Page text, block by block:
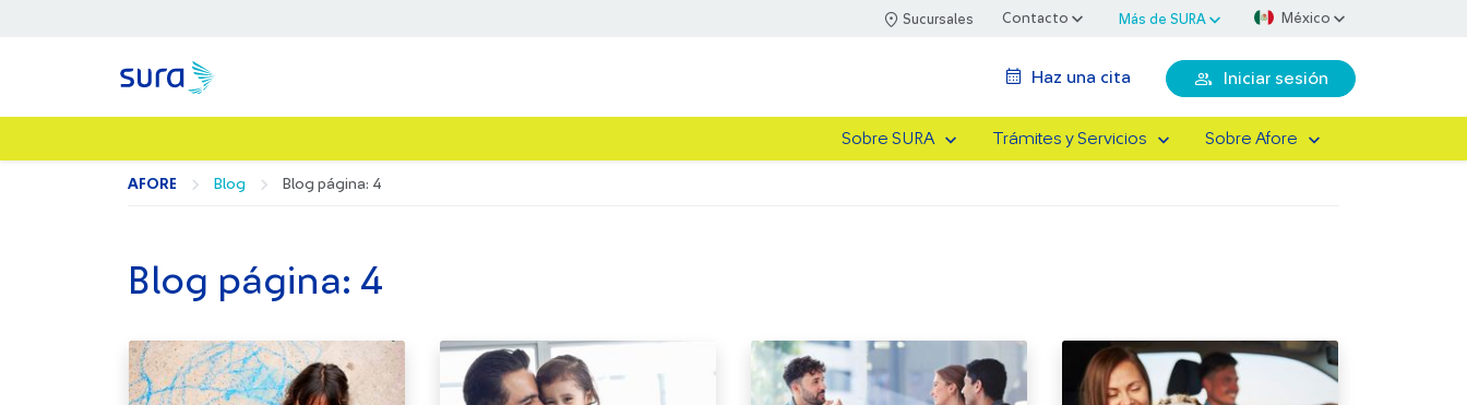
Sucursales Contacto Más de SURA México
Haz una cita Iniciar sesión
Sobre SURA Trámites y Servicios Sobre Afore
AFORE Blog Blog página: 4
Blog página: 4